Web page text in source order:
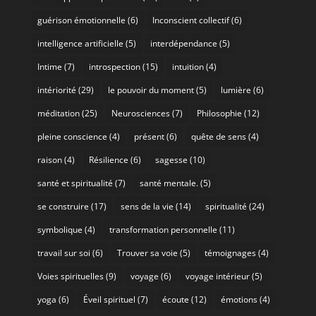
guérison émotionnelle (6) Inconscient collectif(6)
intelligence artificielle (5) interdépendance (5)
Intime (7) introspection(15) intuition(4)
intériorité (29) le pouvoir du moment(5) lumière (6)
méditation(25) Neurosciences(7) Philosophie (12)
pleine conscience (4) présent(6) quête de sens(4)
raison(4) Résilience (6) sagesse (10)
santé et spiritualité (7) santé mentale.(5)
se construire (17) sens de la vie (14) spiritualité (24)
symbolique (4) transformation personnelle (11)
travail sur soi (6) Trouver sa voie (5) témoignages(4)
Voies spirituelles(9) voyage (6) voyage intérieur(5)
yoga (6) Éveil spirituel (7) écoute (12) émotions(4)